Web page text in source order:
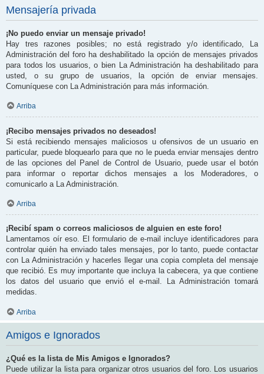
Mensajería privada
¡No puedo enviar un mensaje privado!
Hay tres razones posibles; no está registrado y/o identificado, La
Administración del foro ha deshabilitado la opción de mensajes privados
para todos los usuarios, o bien La Administración ha deshabilitado para
usted, o su grupo de usuarios, la opción de enviar mensajes.
Comuníquese con La Administración para más información.
Arriba
¡Recibo mensajes privados no deseados!
Si está recibiendo mensajes maliciosos u ofensivos de un usuario en
particular, puede bloquearlo para que no le pueda enviar mensajes dentro
de las opciones del Panel de Control de Usuario, puede usar el botón
para informar o reportar dichos mensajes a los Moderadores, o
comunicarlo a La Administración.
Arriba
¡Recibí spam o correos maliciosos de alguien en este foro!
Lamentamos oír eso. El formulario de e-mail incluye identificadores para
controlar quién ha enviado tales mensajes, por lo tanto, puede contactar
con La Administración y hacerles llegar una copia completa del mensaje
que recibió. Es muy importante que incluya la cabecera, ya que contiene
los datos del usuario que envió el e-mail. La Administración tomará
medidas.
Arriba
Amigos e Ignorados
¿Qué es la lista de Mis Amigos e Ignorados?
Puede utilizar la lista para organizar otros usuarios del foro. Los usuarios